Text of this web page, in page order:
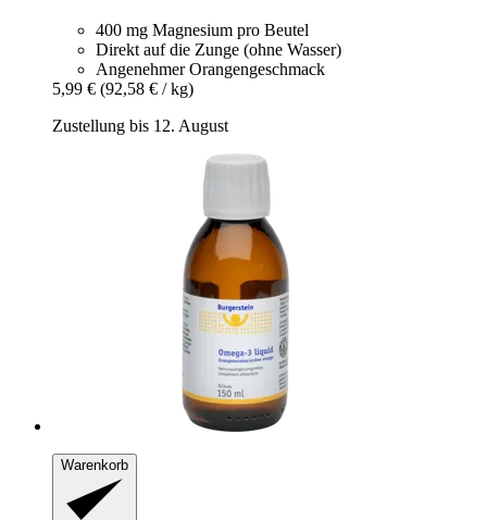
400 mg Magnesium pro Beutel
Direkt auf die Zunge (ohne Wasser)
Angenehmer Orangengeschmack
5,99 € (92,58 € / kg)
Zustellung bis 12. August
Warenkorb